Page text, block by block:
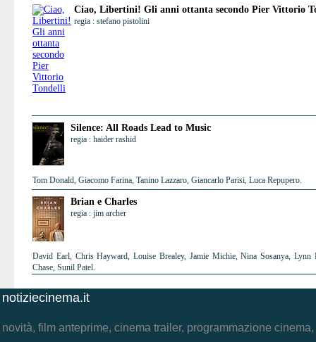
Ciao, Libertini! Gli anni ottanta secondo Pier Vittorio
regia : stefano pistolini
Silence: All Roads Lead to Music
regia : haider rashid
Tom Donald, Giacomo Farina, Tanino Lazzaro, Giancarlo Parisi, Luca Repupero.
Brian e Charles
regia : jim archer
David Earl, Chris Hayward, Louise Brealey, Jamie Michie, Nina Sosanya,
Chase, Sunil Patel.
notiziecinema.it
novità, film anteprime, cinema trailer, programmazione